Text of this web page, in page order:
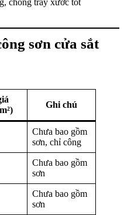
chống trầy xước tốt
sơn cửa sắt
Ghi chú
Chưa bao gồm
sơn, chỉ công
Chưa bao gồm
sơn
Chưa bao gồm
sơn